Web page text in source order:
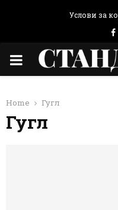
Услови за
PRIMARY
Home Гугл
Гугл